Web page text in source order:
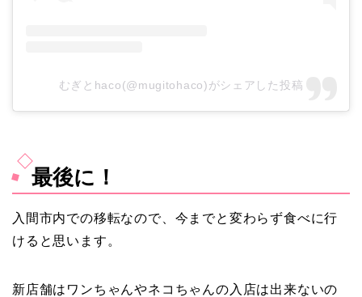
むぎとhaco(@mugitohaco)がシェアした投稿
最後に！
入間市内での移転なので、今までと変わらず食べに行
けると思います。
新店舗はワンちゃんやネコちゃんの入店は出来ないの